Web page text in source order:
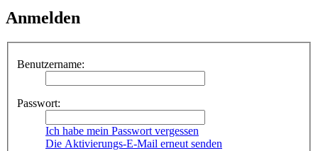
Anmelden
Benutzername:
Passwort:
Ich habe mein Passwort vergessen
Die Aktivierungs-E-Mail erneut senden